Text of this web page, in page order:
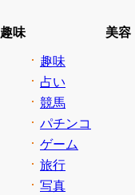
趣味
趣味
占い
競馬
パチンコ
ゲーム
旅行
写真
美容